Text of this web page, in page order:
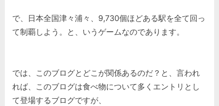
ー
メ
で、日本全国津々浦々、9,730個ほどある駅を全て回っ
て制覇しよう。と、いうゲームなのであります。
では、このブログとどこが関係あるのだ？と、言われ
れば、このブログは食べ物について多くエントリとし
て登場するブログですが、